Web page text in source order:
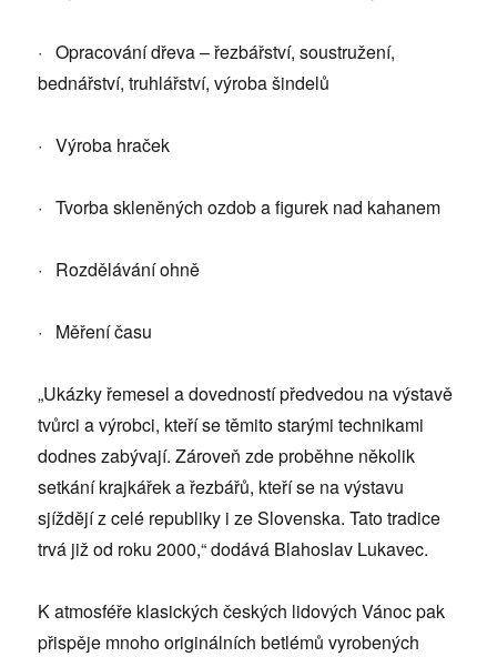
· Opracování dřeva – řezbářství, soustružení,
bednářství, truhlářství, výroba šindelů
· Výroba hraček
· Tvorba skleněných ozdob a figurek nad kahanem
· Rozdělávání ohně
· Měření času
„Ukázky řemesel a dovedností předvedou na výstavě
tvůrci a výrobci, kteří se těmito starými technikami
dodnes zabývají. Zároveň zde proběhne několik
setkání krajkářek a řezbářů, kteří se na výstavu
sjíždějí z celé republiky i ze Slovenska. Tato tradice
trvá již od roku 2000,“ dodává Blahoslav Lukavec.
K atmosféře klasických českých lidových Vánoc pak
přispěje mnoho originálních betlémů vyrobených